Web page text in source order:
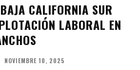
CALIFORNIA SUR
LABORAL EN
NOVIEMBRE 10, 2025